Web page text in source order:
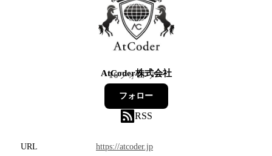
AtCoder株式会社
16フォロワー
フォロー
RSS
URL
https://atcoder.jp